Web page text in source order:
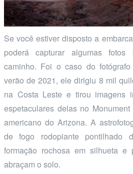
Se você estiver disposto a
poderá capturar algumas
caminho. Foi o caso do fotógrafo
verão de 2021, ele dirigiu 8 mil
na Costa Leste e tirou imagens
espetaculares delas no
americano do Arizona. A
de fogo rodopiante pontilhado
formação rochosa em silhueta e
abraçam o solo.